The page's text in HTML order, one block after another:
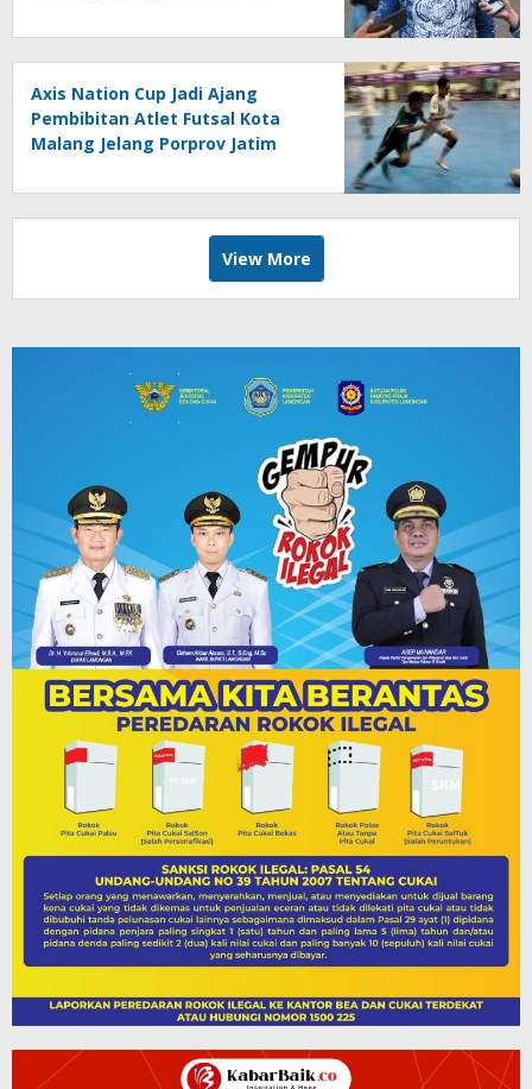
Axis Nation Cup Jadi Ajang
Pembibitan Atlet Futsal Kota
Malang Jelang Porprov Jatim
View More